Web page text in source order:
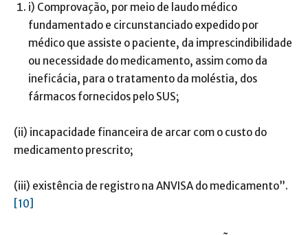
i) Comprovação, por meio de laudo médico
fundamentado e circunstanciado expedido por
médico que assiste o paciente, da imprescindibilidade
ou necessidade do medicamento, assim como da
ineficácia, para o tratamento da moléstia, dos
fármacos fornecidos pelo SUS;
(ii) incapacidade financeira de arcar com o custo do
medicamento prescrito;
(iii) existência de registro na ANVISA do medicamento”.
[10]